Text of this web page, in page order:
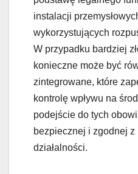
instalacji
wykorzystujących
W przypadku bardziej
konieczne może być
zintegrowane, które
kontrolę wpływu na
podejście do tych
bezpiecznej i zgodnej z
działalności.